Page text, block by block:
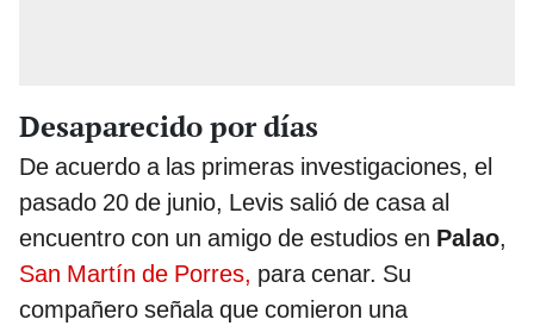
Desaparecido por días
De acuerdo a las primeras investigaciones, el
pasado 20 de junio, Levis salió de casa al
encuentro con un amigo de estudios en Palao,
San Martín de Porres, para cenar. Su
compañero señala que comieron una